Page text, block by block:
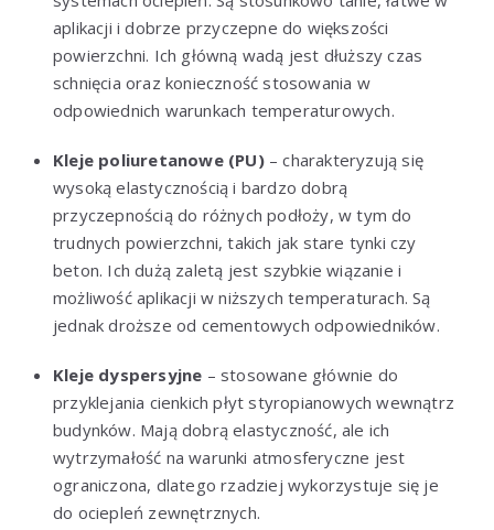
aplikacji i dobrze przyczepne do większości
powierzchni. Ich główną wadą jest dłuższy czas
schnięcia oraz konieczność stosowania w
odpowiednich warunkach temperaturowych.
Kleje poliuretanowe (PU)– charakteryzują się
wysoką elastycznością i bardzo dobrą
przyczepnością do różnych podłoży, w tym do
trudnych powierzchni, takich jak stare tynki czy
beton. Ich dużą zaletą jest szybkie wiązanie i
możliwość aplikacji w niższych temperaturach. Są
jednak droższe od cementowych odpowiedników.
Kleje dyspersyjne – stosowane głównie do
przyklejania cienkich płyt styropianowych wewnątrz
budynków. Mają dobrą elastyczność, ale ich
wytrzymałość na warunki atmosferyczne jest
ograniczona, dlatego rzadziej wykorzystuje się je
do ociepleń zewnętrznych.